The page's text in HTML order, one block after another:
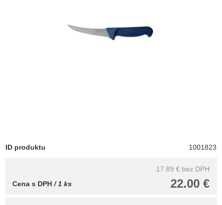
ID produktu 1001823
17.89 € bez DPH
22.00 €
Cena s DPH/ 1 ks